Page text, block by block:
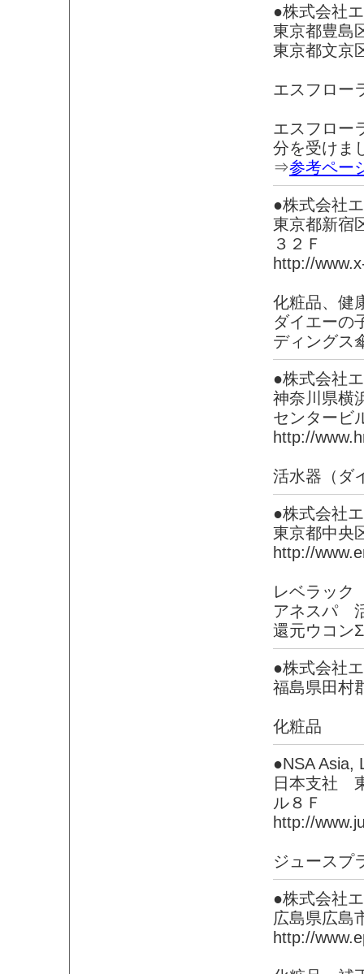
●株式会社
東京都豊島
東京都文京
エスフロ
エスフロー
分を受けま
⇒参考ペー
●株式会社
東京都新宿
３２Ｆ
http://
化粧品、健
ダイエーの
ディングス
●株式会社
神奈川県横
センタービ
http://
活水器（ダ
●株式会社
東京都中央
http://
レベラッ
アネスパ
還元ウコ
●株式会社
福島県田村
化粧品
●NSA Asia,
日本支社
ル８Ｆ
http://
ジュースプ
●株式会社
広島県広島
http://